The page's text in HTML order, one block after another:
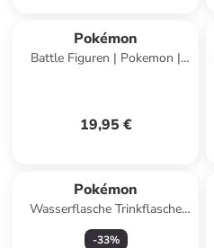
Pokémon
Battle Figuren | Pokemon |
19,95 €
Pokémon
Wasserflasche Trinkflasche
Ideal für unterwegs
-33%